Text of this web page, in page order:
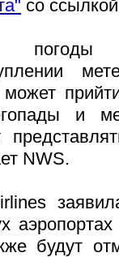
со
погоды
может
и
NWS.
будут